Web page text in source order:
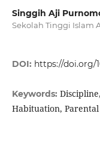
Singgih Aji
Sekolah Tinggi Islam
DOI: https://doi.org/
Keywords:
Habituation,